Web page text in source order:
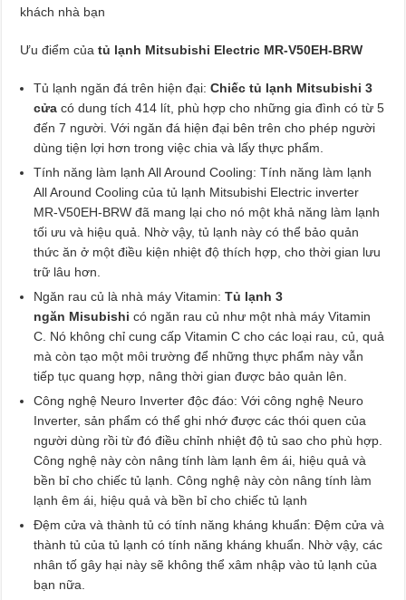
khách nhà bạn
Ưu điểm của tủ lạnh Mitsubishi Electric MR-V50EH-BRW
Tủ lạnh ngăn đá trên hiện đại:Chiếc tủ lạnh Mitsubishi 3
cửacó dung tích 414 lít, phù hợp cho những gia đình có từ 5
đến 7 người. Với ngăn đá hiện đại bên trên cho phép người
dùng tiện lợi hơn trong việc chia và lấy thực phẩm.
Tính năng làm lạnh All Around Cooling: Tính năng làm lạnh
All Around Cooling của tủ lạnh Mitsubishi Electric inverter
MR-V50EH-BRW đã mang lại cho nó một khả năng làm lạnh
tối ưu và hiệu quả. Nhờ vậy, tủ lạnh này có thể bảo quản
thức ăn ở một điều kiện nhiệt độ thích hợp, cho thời gian lưu
trữ lâu hơn.
Ngăn rau củ là nhà máy Vitamin:Tủ lạnh 3
ngăn Misubishi có ngăn rau củ như một nhà máy Vitamin
C. Nó không chỉ cung cấp Vitamin C cho các loại rau, củ, quả
mà còn tạo một môi trường để những thực phẩm này vẫn
tiếp tục quang hợp, nâng thời gian được bảo quản lên.
Công nghệ Neuro Inverter độc đáo: Với công nghệ Neuro
Inverter, sản phẩm có thể ghi nhớ được các thói quen của
người dùng rồi từ đó điều chỉnh nhiệt độ tủ sao cho phù hợp.
Công nghệ này còn nâng tính làm lạnh êm ái, hiệu quả và
bền bỉ cho chiếc tủ lạnh. Công nghệ này còn nâng tính làm
lạnh êm ái, hiệu quả và bền bỉ cho chiếc tủ lạnh
Đệm cửa và thành tủ có tính năng kháng khuẩn: Đệm cửa và
thành tủ của tủ lạnh có tính năng kháng khuẩn. Nhờ vậy, các
nhân tố gây hại này sẽ không thể xâm nhập vào tủ lạnh của
bạn nữa.